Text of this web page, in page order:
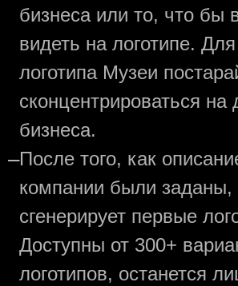
бизнеса или то, что бы
видеть на логотипе.
логотипа Музеи
сконцентрироваться на
бизнеса.
—После того, как
компании были заданы,
сгенерирует первые
Доступны от 300+
логотипов, останется